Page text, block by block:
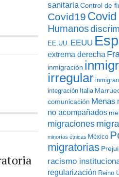
sanitariaControl de
Covid19
Humanos
EE.UU. EEUU
extrema derecha
inmigración
irregular
integración Italia
comunicación Menas
no acompañados
migraciones
minorías étnicas México
migratorias
racismo
regularización Reino